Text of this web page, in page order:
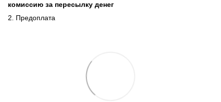
комиссию за пересылку денег
2. Предоплата